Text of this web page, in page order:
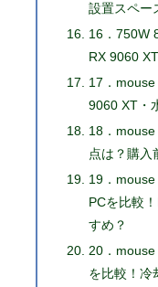
設置スペー
16．750W
RX 9060
17．
9060 XT・
18．
点は？購入
19．
PCを比較
すめ？
20．
を比較！冷